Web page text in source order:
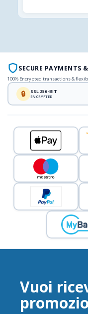
SECURE PAYMENTS
100% Encrypted transactions &
🔒 SSL 256-BIT
ENCRYPTED
Vuoi